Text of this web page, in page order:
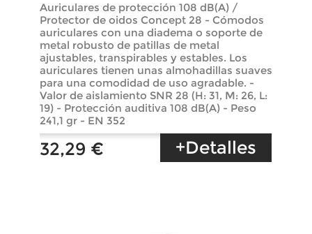
Auriculares de protección 108 dB(A) /
Protector de oidos Concept 28 - Cómodos
auriculares con una diadema o soporte de
metal robusto de patillas de metal
ajustables, transpirables y estables. Los
auriculares tienen unas almohadillas suaves
para una comodidad de uso agradable. -
Valor de aislamiento SNR 28 (H: 31, M: 26, L:
19) - Protección auditiva 108 dB(A) - Peso
241,1 gr - EN 352
32,29 € +Detalles